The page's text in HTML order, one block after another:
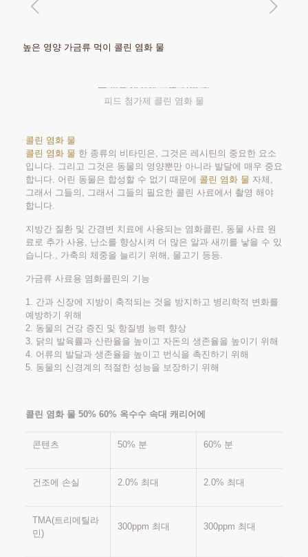
높은 영양 가금류 먹이 콜린 염화 물
피드 첨가제 콜린 염화 물
콜린 염화 물
콜린 염화 물 한 종류의 비타민은, 그것은 레시틴의 중요한 요소
입니다. 그리고 그것은 동물의 영양뿐만 아니라 발달에 매우 중요
합니다. 어린 동물은 합성할 수 없기 때문에 콜린 염화 물 자체,
그래서 그들의, 그래서 그들의 필요한 콜린 사료에서 촬영 해야
합니다.
지방간 질환 및 간경변 치료에 사용되는 염화콜린, 동물 사료 원
료로 추가 사용, 난소를 향상시켜 더 많은 알과 새끼를 낳을 수 있
습니다., 가축의 체중을 늘리기 위해, 물고기 등등.
가금류 사료용 염화콜린의 기능
1. 간과 신장에 지방이 축적되는 것을 방지하고 병리학적 변화를
예방하기 위해
2. 동물의 건강 증진 및 항질병 능력 향상
3. 닭의 발육률과 산란율을 높이고 자돈의 생존율을 높이기 위해
4. 어류의 발달과 생존율을 높이고 번식을 촉진하기 위해
5. 동물의 신경계의 적절한 성능을 보장하기 위해
콜린 염화 물 50% 60% 옥수수 속대 캐리어에
콘텐츠 50% 분 60% 분
건조에 손실 2.0% 최대 2.0% 최대
TMA(트리메틸라
민)
300ppm 최대 300ppm 최대